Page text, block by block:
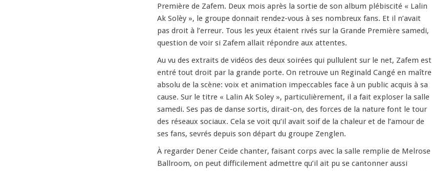
Première de Zafem. Deux mois après la sortie de son album plébiscité « Lalin
Ak Solèy », le groupe donnait rendez-vous à ses nombreux fans. Et il n’avait
pas droit à l’erreur. Tous les yeux étaient rivés sur la Grande Première samedi,
question de voir si Zafem allait répondre aux attentes.
Au vu des extraits de vidéos des deux soirées qui pullulent sur le net, Zafem est
entré tout droit par la grande porte. On retrouve un Reginald Cangé en maître
absolu de la scène: voix et animation impeccables face à un public acquis à sa
cause. Sur le titre « Lalin Ak Soley », particulièrement, il a fait exploser la salle
samedi. Ses pas de danse sortis, dirait-on, des forces de la nature font le tour
des réseaux sociaux. Cela se voit qu’il avait soif de la chaleur et de l’amour de
ses fans, sevrés depuis son départ du groupe Zenglen.
À regarder Dener Ceide chanter, faisant corps avec la salle remplie de Melrose
Ballroom, on peut difficilement admettre qu’il ait pu se cantonner aussi